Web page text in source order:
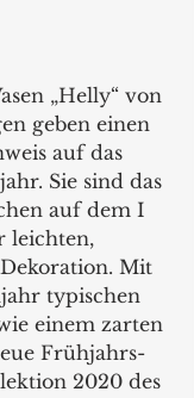
„Helly“ von
geben einen
auf das
Sie sind das
auf dem I
leichten,
Mit
typischen
einem zarten
Frühjahrs-
2020 des